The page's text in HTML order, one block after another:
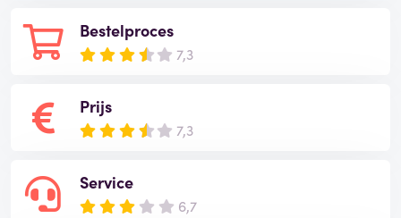
Bestelproces
7,3
Prijs
7,3
Service
6,7